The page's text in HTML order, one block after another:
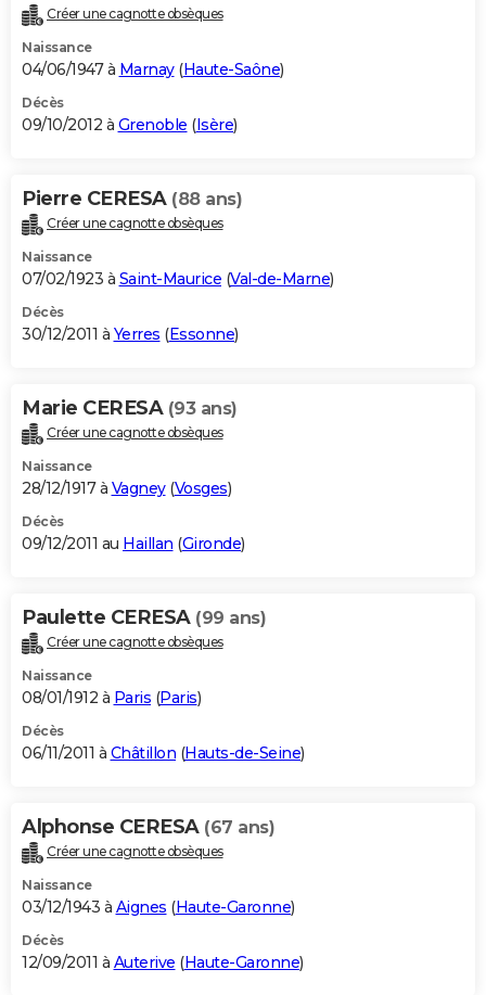
Créer une cagnotte obsèques
Naissance
04/06/1947 à Marnay(Haute-Saône)
Décès
09/10/2012 à Grenoble (Isère)
Pierre CERESA (88 ans)
Créer une cagnotte obsèques
Naissance
07/02/1923 à Saint-Maurice (Val-de-Marne)
Décès
30/12/2011 à Yerres (Essonne)
Marie CERESA (93 ans)
Créer une cagnotte obsèques
Naissance
28/12/1917 à Vagney(Vosges)
Décès
09/12/2011 au Haillan (Gironde)
Paulette CERESA (99 ans)
Créer une cagnotte obsèques
Naissance
08/01/1912 à Paris (Paris)
Décès
06/11/2011 à Châtillon (Hauts-de-Seine)
Alphonse CERESA (67 ans)
Créer une cagnotte obsèques
Naissance
03/12/1943 à Aignes (Haute-Garonne)
Décès
12/09/2011 à Auterive (Haute-Garonne)